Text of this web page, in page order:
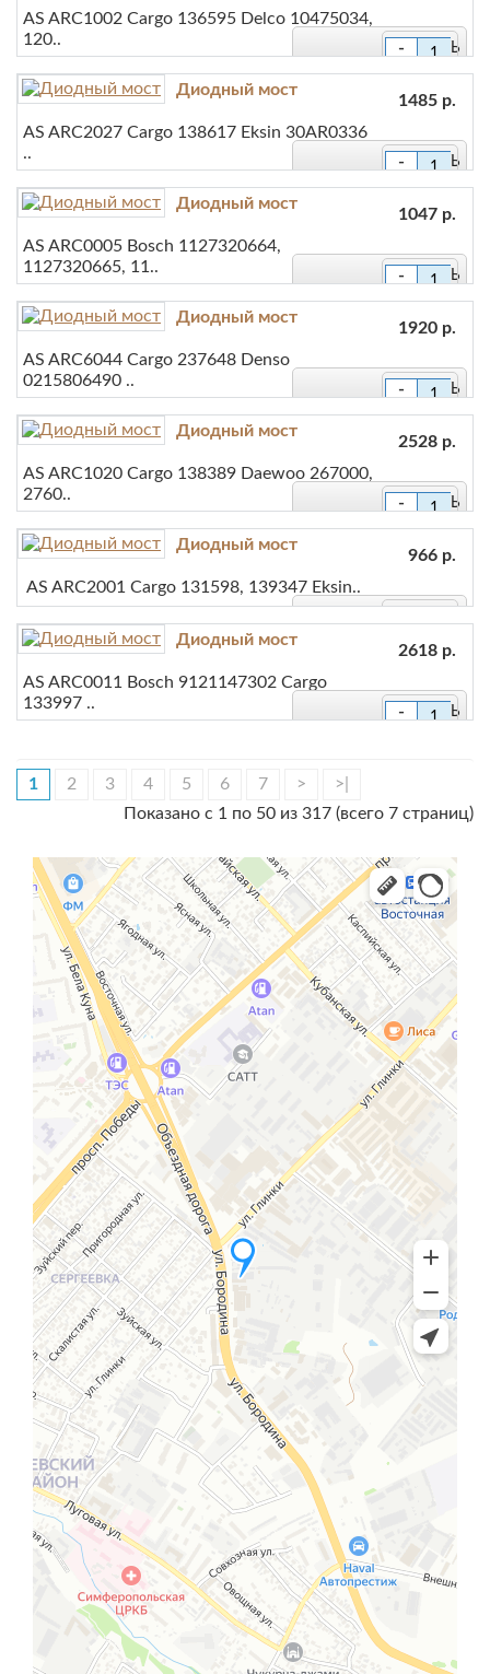
В сравнение
AS ARC1002 Cargo 136595 Delco 10475034,
120..
-
В закладки
В сравнение
Диодный мост
AS ARC2027 Cargo 138617 Eksin 30AR0336
..
1485 р.
-
В закладки
В сравнение
Диодный мост
AS ARC0005 Bosch 1127320664,
1127320665, 11..
1047 р.
-
В закладки
В сравнение
Диодный мост
AS ARC6044 Cargo 237648 Denso
0215806490 ..
1920 р.
-
В закладки
В сравнение
Диодный мост
AS ARC1020 Cargo 138389 Daewoo 267000,
2760..
2528 р.
-
В закладки
В сравнение
Диодный мост
AS ARC2001 Cargo 131598, 139347 Eksin..
966 р.
+
В сравнение
Диодный мост
AS ARC0011 Bosch 9121147302 Cargo
133997 ..
2618 р.
-
В сравнение
1 2 3 4 5 6 7 >
>|
Показано с 1 по 50 из 317 (всего 7 страниц)